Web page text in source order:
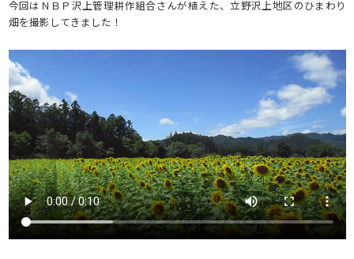
今回はＮＢＰ沢上管理耕作組合さんが植えた、立野沢上地区のひまわり
畑を撮影してきました！